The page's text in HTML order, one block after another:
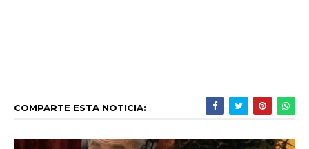
COMPARTE ESTA NOTICIA: